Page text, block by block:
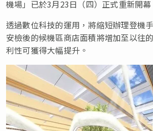
機場」已於3月23日（四）正式重新開幕
透過數位科技的運用，將縮短辦理登機
安檢後的候機區商店面積將增加至以往
利性可獲得大幅提升。